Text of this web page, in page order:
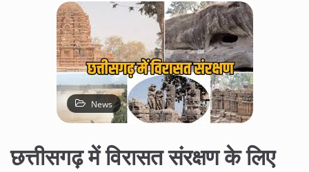
News
छत्तीसगढ़ में विरासत संरक्षण के लिए